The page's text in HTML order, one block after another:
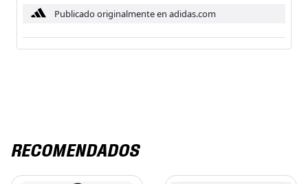
Publicado originalmente en adidas.com
RECOMENDADOS